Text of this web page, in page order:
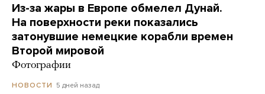
Из-за жары в Европе обмелел Дунай.
На поверхности реки показались
затонувшие немецкие корабли времен
Второй мировой
Фотографии
НОВОСТИ 5 дней назад